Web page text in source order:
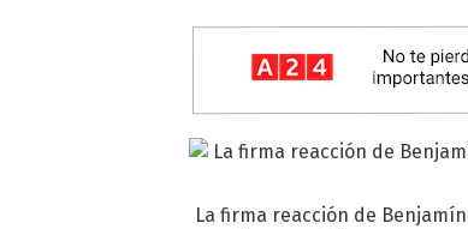
La firma reacción de